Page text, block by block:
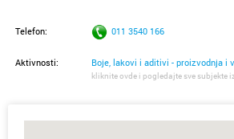
Telefon: 011 3540 166
Aktivnosti: Boje, lakovi i aditivi - proizvodnja i
kliknite ovde i pogledajte sve subjekte